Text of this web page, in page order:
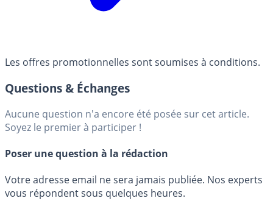
Les offres promotionnelles sont soumises à conditions.
Questions & Échanges
Aucune question n'a encore été posée sur cet article.
Soyez le premier à participer !
Poser une question à la rédaction
Votre adresse email ne sera jamais publiée. Nos experts
vous répondent sous quelques heures.